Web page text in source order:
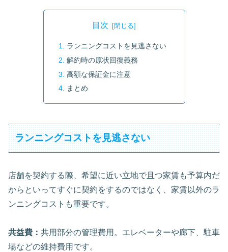
目次
ランニングコストを見逃さない
解約時の原状回復義務
高額な保証金に注意
まとめ
ランニングコストを見逃さない
店舗を契約する際、希望に近い立地で且つ家賃も予算内だ
からといってすぐに契約をするのではなく、家賃以外のラ
ンニングコストも重要です。
共益費： 共用部分の管理費用。エレベーターや廊下、駐車
場などの維持費用です。